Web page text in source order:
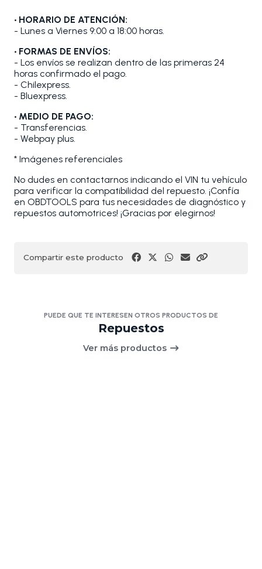
• HORARIO DE ATENCIÓN:
- Lunes a Viernes 9:00 a 18:00 horas.
• FORMAS DE ENVÍOS:
- Los envíos se realizan dentro de las primeras 24
horas confirmado el pago.
- Chilexpress.
- Bluexpress.
• MEDIO DE PAGO:
- Transferencias.
- Webpay plus.
* Imágenes referenciales
No dudes en contactarnos indicando el VIN tu vehículo
para verificar la compatibilidad del repuesto. ¡Confía
en OBDTOOLS para tus necesidades de diagnóstico y
repuestos automotrices! ¡Gracias por elegirnos!
Compartir este producto
PUEDE QUE TE INTERESEN OTROS PRODUCTOS DE
Repuestos
Ver más productos